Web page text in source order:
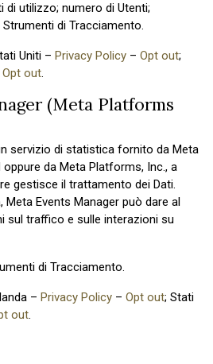
di utilizzo; numero di Utenti;
di Tracciamento.
Uniti – Privacy Policy – Opt out;
Opt out.
(Meta Platforms
servizio di statistica fornito da Meta
da Meta Platforms, Inc., a
gestisce il trattamento dei Dati.
Meta Events Manager può dare al
sul traffico e sulle interazioni su
di Tracciamento.
– Privacy Policy – Opt out; Stati
out.